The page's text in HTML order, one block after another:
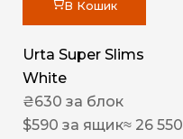
В Кошик
Urta Super Slims
White
₴630 за блок
$590 за ящик≈ 26 550